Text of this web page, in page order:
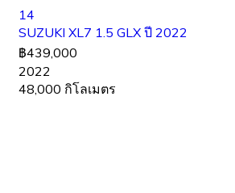
14
SUZUKI XL7 1.5 GLX ปี 2022
฿439,000
2022
48,000 กิโลเมตร